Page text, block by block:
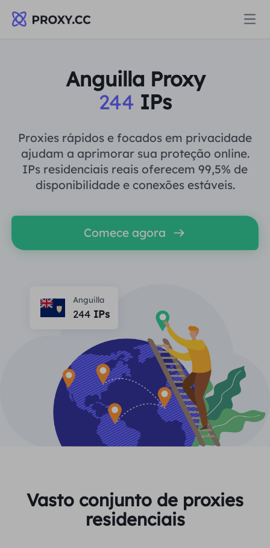
PROCURAÇÃO RESIDENCIAL
Proxy residencial estático
Proxy Residencial Ilimitado
Proxy ISP de longa duração
PROCURAÇÃO RESIDENCIAL
Procuração Residencial $0.8/GB
Proxy residencial estático $0.28/IP/Dia
Agente de data center estático
Proxy ISP de longa duração $1.4
Data for AI
POR CASO DE USO
Proteção da marca
Monitoramento de SEO
Verificação de anúncios
Raspagem e rastreamento da Web
Recursos
Programa de afiliados
Parceiros
FERRAMENTAS GRATUITAS
Verificador de proxy
LOCAIS
Estados Unidos
Aprender
Perguntas frequentes
Blogue
Guia do usuário
Mais integrações
中文
English
Deutsch
Indonesia
Aproveitar77% de descontoe aja agora!
Residencial $0/GB $0/dia ilimitado
Anguilla Proxy
244 IPs
Proxies rápidos e focados em privacidade
ajudam a aprimorar sua proteção online.
IPs residenciais reais oferecem 99,5% de
disponibilidade e conexões estáveis.
Comece agora
Anguilla
244IPs
Vasto conjunto de proxies
residenciais